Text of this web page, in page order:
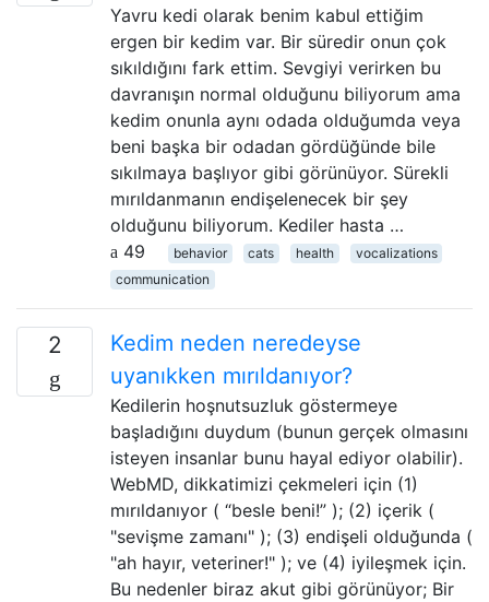
Yavru kedi olarak benim kabul ettiğim
ergen bir kedim var. Bir süredir onun çok
sıkıldığını fark ettim. Sevgiyi verirken bu
davranışın normal olduğunu biliyorum ama
kedim onunla aynı odada olduğumda veya
beni başka bir odadan gördüğünde bile
sıkılmaya başlıyor gibi görünüyor. Sürekli
mırıldanmanın endişelenecek bir şey
olduğunu biliyorum. Kediler hasta …
49
behavior cats health
vocalizations
communication
2
Kedim neden neredeyse
uyanıkken mırıldanıyor?
Kedilerin hoşnutsuzluk göstermeye
başladığını duydum (bunun gerçek olmasını
isteyen insanlar bunu hayal ediyor olabilir).
WebMD, dikkatimizi çekmeleri için (1)
mırıldanıyor ( “besle beni!” ); (2) içerik (
"sevişme zamanı" ); (3) endişeli olduğunda (
"ah hayır, veteriner!" ); ve (4) iyileşmek için.
Bu nedenler biraz akut gibi görünüyor; Bir